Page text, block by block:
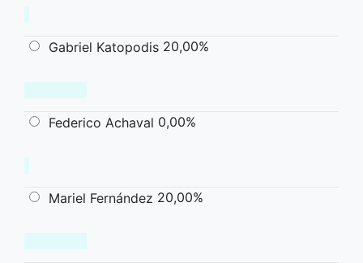
Gabriel Katopodis 20,00%
Federico Achaval 0,00%
Mariel Fernández 20,00%